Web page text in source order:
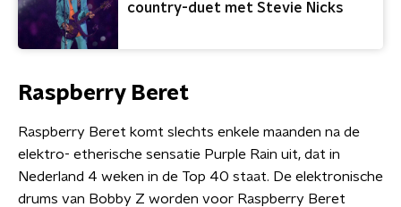
country-duet met Stevie Nicks
Raspberry Beret
Raspberry Beret komt slechts enkele maanden na de
elektro- etherische sensatie Purple Rain uit, dat in
Nederland 4 weken in de Top 40 staat. De elektronische
drums van Bobby Z worden voor Raspberry Beret